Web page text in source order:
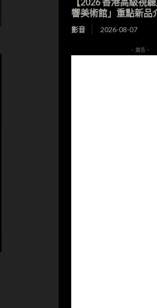
響美術館」重點新品
影音 2026-08-07
- 廣告 -